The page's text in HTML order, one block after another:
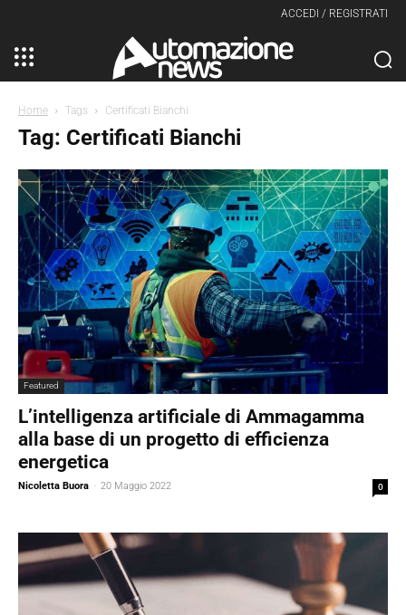
ACCEDI / REGISTRATI
Home Tags Certificati Bianchi
Tag: Certificati Bianchi
Featured
L’intelligenza artificiale di Ammagamma
alla base di un progetto di efficienza
energetica
Nicoletta Buora - 20 Maggio 2022 0